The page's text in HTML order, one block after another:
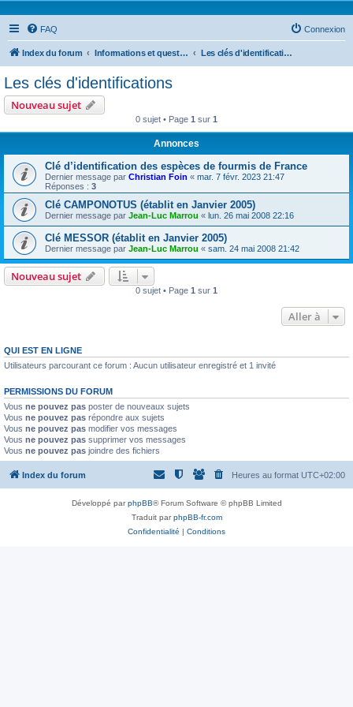
FAQ Connexion
Index du forum Informations et questions taxonomiques Les clés d'identifications
Les clés d'identifications
Nouveau sujet
0 sujet • Page 1 sur 1
Annonces
Clé d’identification des espèces de fourmis de France
Dernier message par Christian Foin « mar. 7 févr. 2023 21:47
Réponses : 3
Clé CAMPONOTUS (établit en Janvier 2005)
Dernier message par Jean-Luc Marrou « lun. 26 mai 2008 22:16
Clé MESSOR (établit en Janvier 2005)
Dernier message par Jean-Luc Marrou « sam. 24 mai 2008 21:42
Nouveau sujet
0 sujet • Page 1 sur 1
Aller à
QUI EST EN LIGNE
Utilisateurs parcourant ce forum : Aucun utilisateur enregistré et 1 invité
PERMISSIONS DU FORUM
Vous ne pouvez pas poster de nouveaux sujets
Vous ne pouvez pas répondre aux sujets
Vous ne pouvez pas modifier vos messages
Vous ne pouvez pas supprimer vos messages
Vous ne pouvez pas joindre des fichiers
Index du forum Heures au format UTC+02:00
Développé parphpBB® Forum Software © phpBB Limited
Traduit parphpBB-fr.com
Confidentialité | Conditions